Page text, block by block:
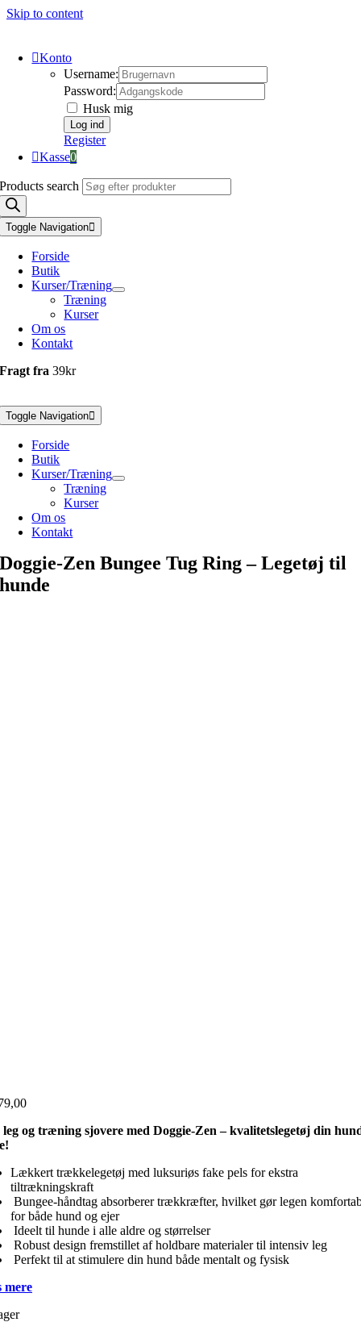
Skip to content
Konto
Username:
Password:
Husk mig
Register
Kasse0
Products search
Toggle Navigation
Forside
Butik
Kurser/Træning
Træning
Kurser
Om os
Kontakt
Fragt fra39kr
Toggle Navigation
Forside
Butik
Kurser/Træning
Træning
Kurser
Om os
Kontakt
Doggie-Zen Bungee Tug Ring – Legetøj til
hunde
og træning sjovere med Doggie-Zen – kvalitetslegetøj din
Lækkert trækkelegetøj med luksuriøs fake pels for ekstra
tiltrækningskraft
Bungee-håndtag absorberer trækkræfter, hvilket gør legen
for både hund og ejer
Ideelt til hunde i alle aldre og størrelser
Robust design fremstillet af holdbare materialer til intensiv leg
Perfekt til at stimulere din hund både mentalt og fysisk
mere